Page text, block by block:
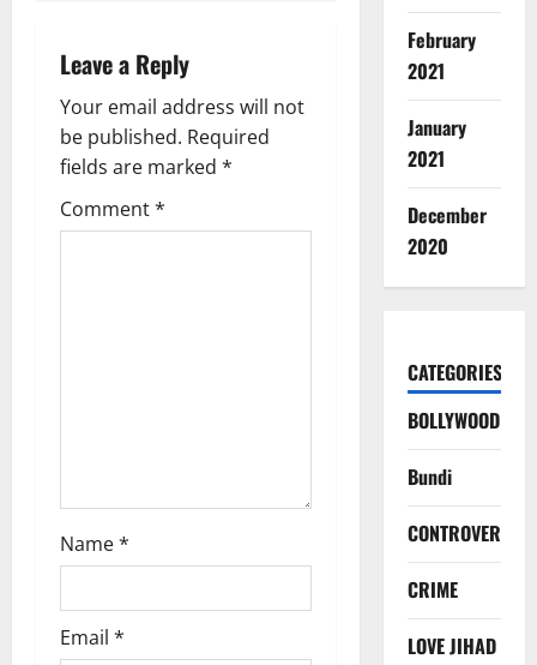
Leave a Reply
Your email address will not
be published. Required
fields are marked *
Comment*
Name*
Email *
February
2021
January
2021
December
2020
CATEGORIES
BOLLYWOOD
Bundi
CONTROVERSY
CRIME
LOVE JIHAD